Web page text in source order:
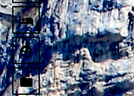
local_hotel
supervised_user_circle
folder